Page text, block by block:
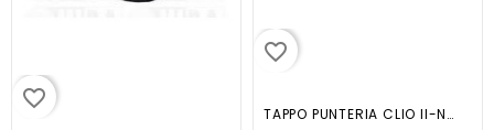
favorite_border
favorite_border
TAPPO PUNTERIA CLIO II-NE-KANGOO BZ